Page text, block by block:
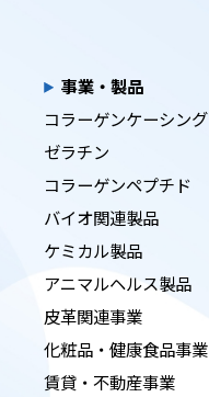
事業・製品
コラーゲンケーシング
ゼラチン
コラーゲンペプチド
バイオ関連製品
ケミカル製品
アニマルヘルス製品
皮革関連事業
化粧品・健康食品事業
賃貸・不動産事業